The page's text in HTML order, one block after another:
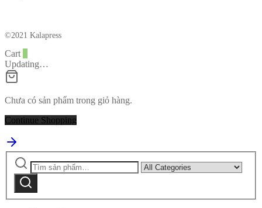
©2021 Kalapress
Cart
Updating…
Chưa có sản phẩm trong giỏ hàng.
Continue Shopping
Tìm
kiếm:
Narrow
by
Tìm
kiếm